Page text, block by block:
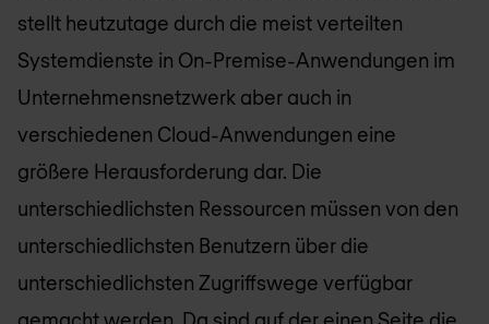
stellt heutzutage durch die meist verteilten
Systemdienste in On-Premise-Anwendungen im
Unternehmensnetzwerk aber auch in
verschiedenen Cloud-Anwendungen eine
größere Herausforderung dar. Die
unterschiedlichsten Ressourcen müssen von den
unterschiedlichsten Benutzern über die
unterschiedlichsten Zugriffswege verfügbar